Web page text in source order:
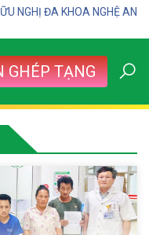
NGHỊ ĐA KHOA NGHỆ AN
GHÉP TẠNG